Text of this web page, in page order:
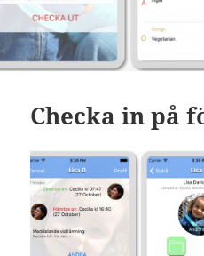
Checka in på